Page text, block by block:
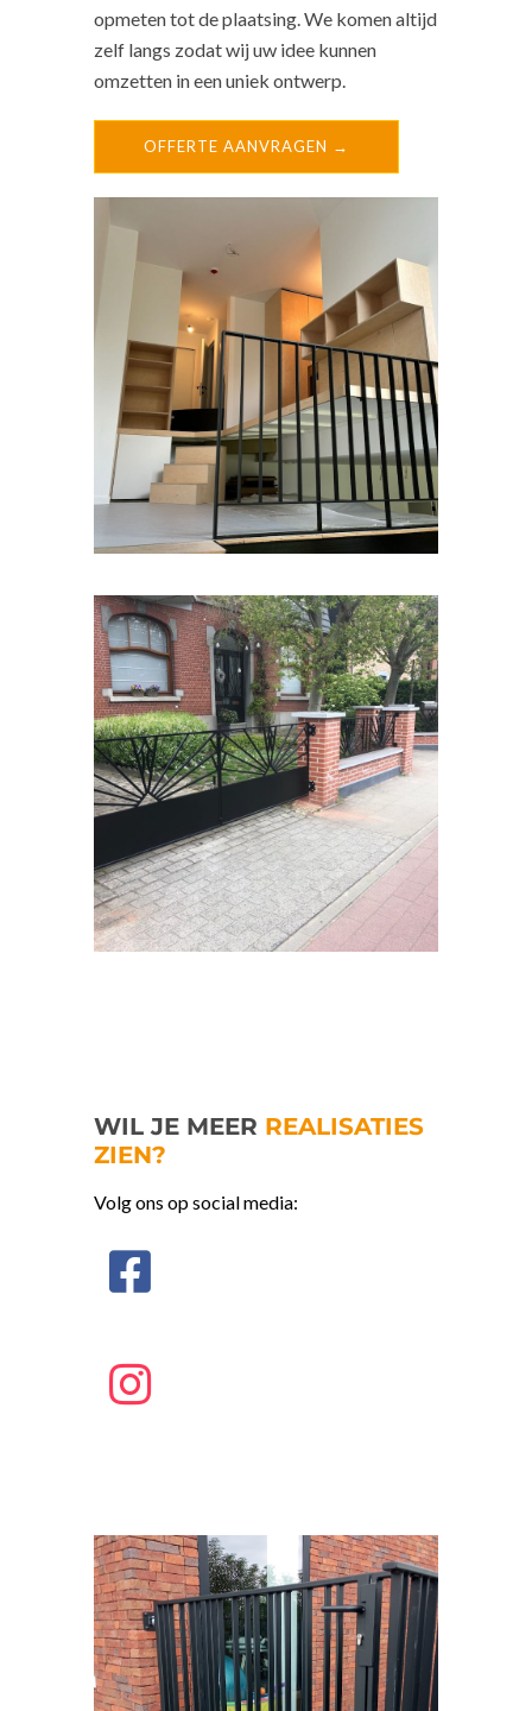
opmeten tot de plaatsing. We komen altijd
zelf langs zodat wij uw idee kunnen
omzetten in een uniek ontwerp.
OFFERTE AANVRAGEN →
WIL JE MEER REALISATIES
ZIEN?
Volg ons op social media: